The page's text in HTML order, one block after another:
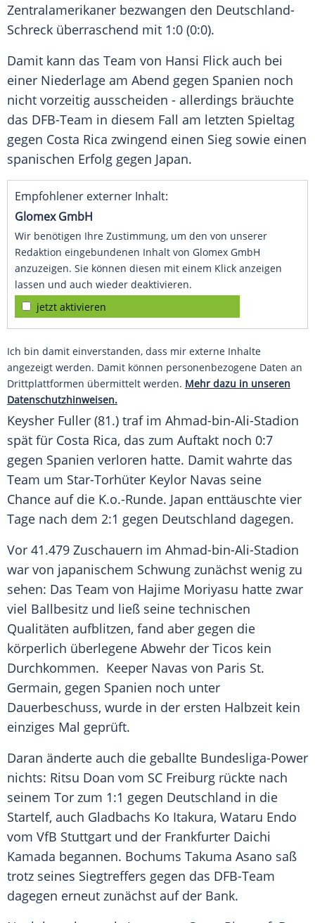
Zentralamerikaner bezwangen den Deutschland-
Schreck überraschend mit 1:0 (0:0).
Damit kann das Team von Hansi Flick auch bei
einer Niederlage am Abend gegen Spanien noch
nicht vorzeitig ausscheiden - allerdings bräuchte
das DFB-Team in diesem Fall am letzten Spieltag
gegen Costa Rica zwingend einen Sieg sowie einen
spanischen Erfolg gegen Japan.
Empfohlener externer Inhalt:
Glomex GmbH
Wir benötigen Ihre Zustimmung, um den von unserer
Redaktion eingebundenen Inhalt von Glomex GmbH
anzuzeigen. Sie können diesen mit einem Klick anzeigen
lassen und auch wieder deaktivieren.
jetzt aktivieren
Ich bin damit einverstanden, dass mir externe Inhalte
angezeigt werden. Damit können personenbezogene Daten an
Drittplattformen übermittelt werden. Mehr dazu in unseren
Datenschutzhinweisen.
Keysher Fuller (81.) traf im Ahmad-bin-Ali-Stadion
spät für Costa Rica, das zum Auftakt noch 0:7
gegen Spanien verloren hatte. Damit wahrte das
Team um Star-Torhüter Keylor Navas seine
Chance auf die K.o.-Runde. Japan enttäuschte vier
Tage nach dem 2:1 gegen Deutschland dagegen.
Vor 41.479 Zuschauern im Ahmad-bin-Ali-Stadion
war von japanischem Schwung zunächst wenig zu
sehen: Das Team von Hajime Moriyasu hatte zwar
viel Ballbesitz und ließ seine technischen
Qualitäten aufblitzen, fand aber gegen die
körperlich überlegene Abwehr der Ticos kein
Durchkommen. Keeper Navas von Paris St.
Germain, gegen Spanien noch unter
Dauerbeschuss, wurde in der ersten Halbzeit kein
einziges Mal geprüft.
Daran änderte auch die geballte Bundesliga-Power
nichts: Ritsu Doan vom SC Freiburg rückte nach
seinem Tor zum 1:1 gegen Deutschland in die
Startelf, auch Gladbachs Ko Itakura, Wataru Endo
vom VfB Stuttgart und der Frankfurter Daichi
Kamada begannen. Bochums Takuma Asano saß
trotz seines Siegtreffers gegen das DFB-Team
dagegen erneut zunächst auf der Bank.